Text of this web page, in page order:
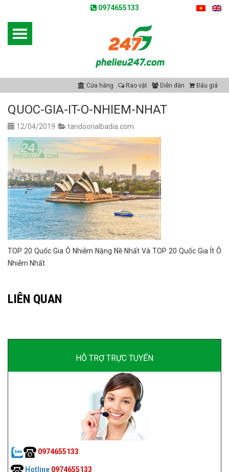
0974655133
Cửa hàng Rao vặt Diễn đàn Đấu giá
QUOC-GIA-IT-O-NHIEM-NHAT
12/04/2019 tandoorialbadia.com
TOP 20 Quốc Gia Ô Nhiễm Nặng Nề Nhất Và TOP 20 Quốc Gia Ít Ô
Nhiễm Nhất
LIÊN QUAN
HỖ TRỢ TRỰC TUYẾN
0974655133
Hotline 0974655133